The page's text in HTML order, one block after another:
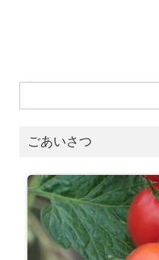
索:
ごあいさつ